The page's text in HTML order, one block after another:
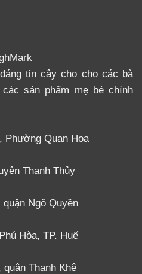
tin cậy cho cho các bà
sản phẩm mẹ bé chính
Phường Quan Hoa
Thanh Thủy
Ngô Quyền
Hòa, TP. Huế
Thanh Khê